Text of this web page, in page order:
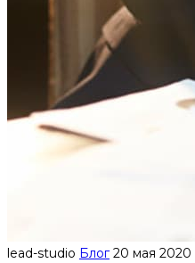
lead-studio Блог 20 мая 2020